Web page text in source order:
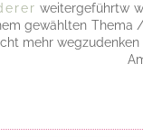
weitergeführtw
gewählten
mehr wegzudenken